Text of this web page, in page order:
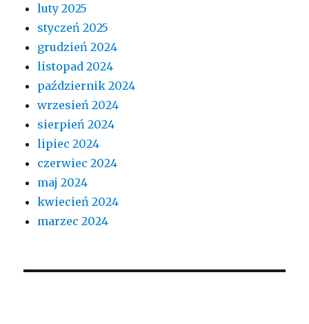
luty 2025
styczeń 2025
grudzień 2024
listopad 2024
październik 2024
wrzesień 2024
sierpień 2024
lipiec 2024
czerwiec 2024
maj 2024
kwiecień 2024
marzec 2024